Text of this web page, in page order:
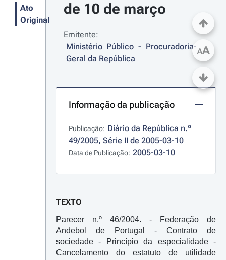
Ato
Original
de 10 de março
Emitente:
Ministério Público - Procuradoria-
Geral da República
Informação da publicação
Publicação: Diário da República n.º
49/2005, Série II de 2005-03-10
Data de Publicação: 2005-03-10
TEXTO
Parecer n.º 46/2004. - Federação de
Andebol de Portugal - Contrato de
sociedade - Princípio da especialidade -
Cancelamento do estatuto de utilidade
AA